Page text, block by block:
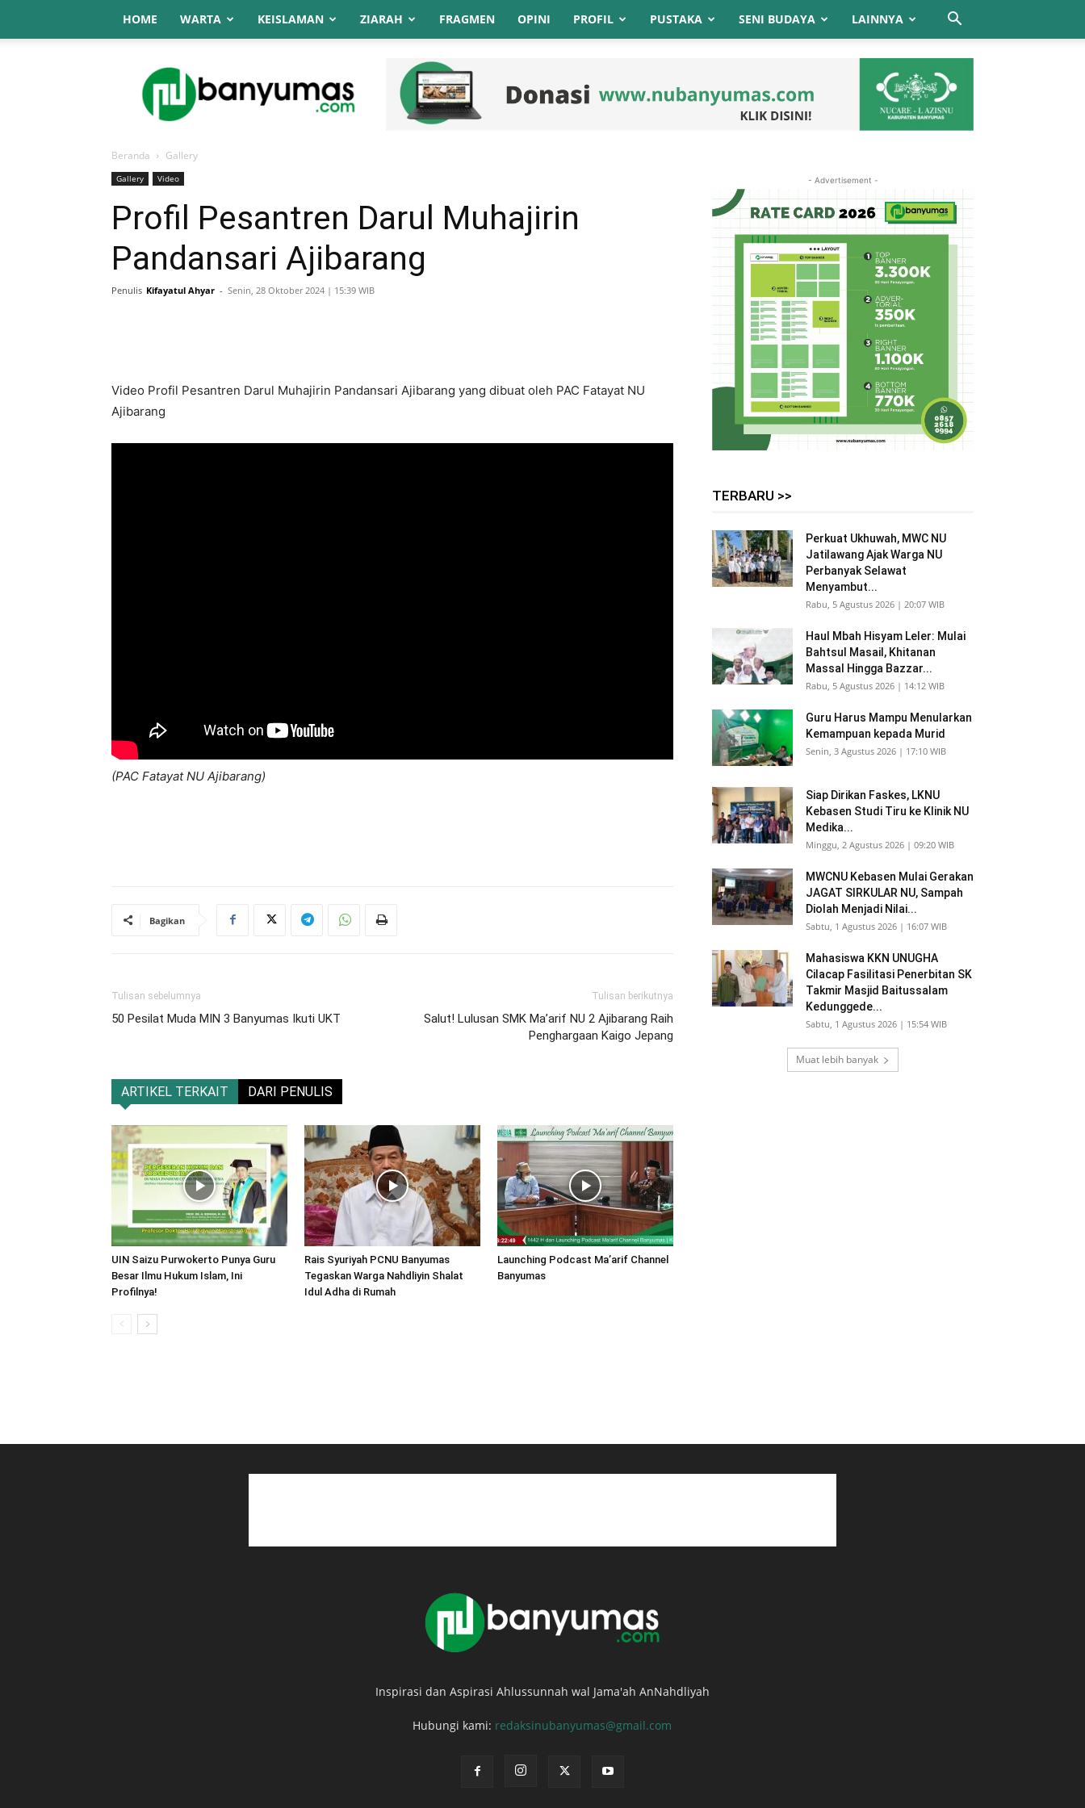
HOME WARTA KEISLAMAN ZIARAH FRAGMEN OPINI PROFIL PUSTAKA SENI BUDAYA LAINNYA
NU
Online
Banyumas
Beranda Gallery
Gallery Video
Profil Pesantren Darul Muhajirin
Pandansari Ajibarang
Penulis Kifayatul Ahyar - Senin, 28 Oktober 2024 | 15:39 WIB
Video Profil Pesantren Darul Muhajirin Pandansari Ajibarang yang dibuat oleh PAC Fatayat NU
Ajibarang
(PAC Fatayat NU Ajibarang)
Bagikan
Tulisan sebelumnya
50 Pesilat Muda MIN 3 Banyumas Ikuti UKT
Tulisan berikutnya
Salut! Lulusan SMK Ma’arif NU 2 Ajibarang Raih
Penghargaan Kaigo Jepang
ARTIKEL TERKAIT DARI PENULIS
UIN Saizu Purwokerto Punya Guru
Besar Ilmu Hukum Islam, Ini
Profilnya!
Rais Syuriyah PCNU Banyumas
Tegaskan Warga Nahdliyin Shalat
Idul Adha di Rumah
Launching Podcast Ma’arif Channel
Banyumas
- Advertisement -
TERBARU >>
Perkuat Ukhuwah, MWC NU
Jatilawang Ajak Warga NU
Perbanyak Selawat
Menyambut...
Rabu, 5 Agustus 2026 | 20:07 WIB
Haul Mbah Hisyam Leler: Mulai
Bahtsul Masail, Khitanan
Massal Hingga Bazzar...
Rabu, 5 Agustus 2026 | 14:12 WIB
Guru Harus Mampu Menularkan
Kemampuan kepada Murid
Senin, 3 Agustus 2026 | 17:10 WIB
Siap Dirikan Faskes, LKNU
Kebasen Studi Tiru ke Klinik NU
Medika...
Minggu, 2 Agustus 2026 | 09:20 WIB
MWCNU Kebasen Mulai Gerakan
JAGAT SIRKULAR NU, Sampah
Diolah Menjadi Nilai...
Sabtu, 1 Agustus 2026 | 16:07 WIB
Mahasiswa KKN UNUGHA
Cilacap Fasilitasi Penerbitan SK
Takmir Masjid Baitussalam
Kedunggede...
Sabtu, 1 Agustus 2026 | 15:54 WIB
Muat lebih banyak
Inspirasi dan Aspirasi Ahlussunnah wal Jama'ah AnNahdliyah
Hubungi kami: redaksinubanyumas@gmail.com